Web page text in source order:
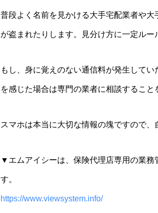
普段よく名前を見かける大手宅配業者や
が盗まれたりします。見分け方に一定ル
もし、身に覚えのない通信料が発生して
を感じた場合は専門の業者に相談すること
スマホは本当に大切な情報の塊ですので、
▼エムアイシーは、保険代理店専用の業務
す。
https://www.viewsystem.info/